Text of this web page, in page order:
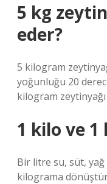
5 kg
eder?
5 kilogram
yoğunluğu 20
kilogram
1 kilo ve
Bir litre su, süt, yağ
kilograma